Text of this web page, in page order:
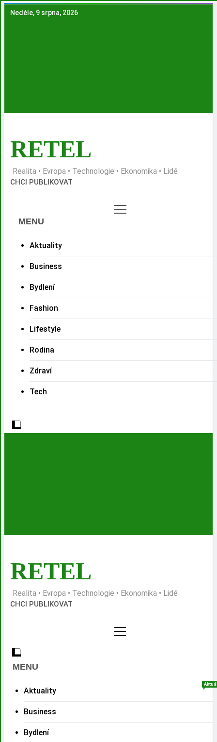
Skip
to
Neděle, 9 srpna, 2026
RETEL
Realita • Evropa • Technologie • Ekonomika • Lidé
CHCI PUBLIKOVAT
MENU
Aktuality
Business
Bydlení
Fashion
Lifestyle
Rodina
Zdraví
Tech
RETEL
Realita • Evropa • Technologie • Ekonomika • Lidé
CHCI PUBLIKOVAT
MENU
Aktuality
Business
Bydlení